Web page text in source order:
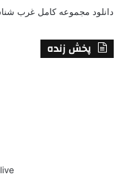
دانلود مجموعه کامل غرب
پخش زنده